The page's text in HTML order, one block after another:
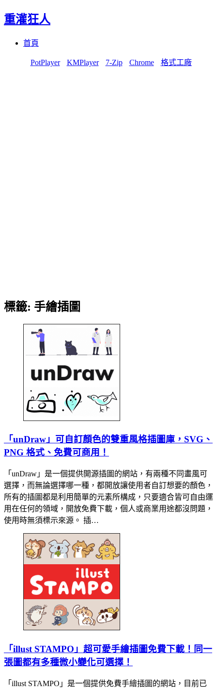
重灌狂人
首頁
PotPlayer KMPlayer 7-Zip Chrome 格式工廠
標籤: 手繪插圖
「unDraw」可自訂顏色的雙重風格插圖庫，SVG、
PNG 格式、免費可商用！
「unDraw」是一個提供開源插圖的網站，有兩種不同畫風可
選擇，而無論選擇哪一種，都開放讓使用者自訂想要的顏色，
所有的插圖都是利用簡單的元素所構成，只要適合皆可自由運
用在任何的領域，開放免費下載，個人或商業用途都沒問題，
使用時無須標示來源。 插…
「illust STAMPO」超可愛手繪插圖免費下載！同一
張圖都有多種微小變化可選擇！
「illust STAMPO」是一個提供免費手繪插圖的網站，目前已